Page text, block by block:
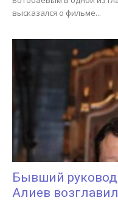
высказался о фильме...
Бывший
Алиев